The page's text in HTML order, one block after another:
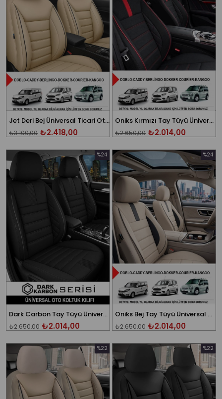
Jet Deri Bej Üniversal Ticari Oto Koltuk Kılıfı(DOBLO-CADDY-BERLİNGO-DOKKER-COURİER-KANGOO)
₺2.418,00
₺3.100,00
Oniks Kırmızı Tay Tüyü Üniversal Ticari Oto Koltuk Kılıfı
₺2.014,00
₺2.650,00
Dark Carbon Tay Tüyü Üniversal 2+1 Ticari Oto Koltuk Kılıfı
₺2.014,00
₺2.650,00
%24
İndirim
%24İndirim
Oniks Bej Tay Tüyü Üniversal 2+1 Ticari Oto Koltuk Kılıfı
₺2.014,00
₺2.650,00
%24
İndirim
%22
İndirim
%22İndirim
%22
İndirim